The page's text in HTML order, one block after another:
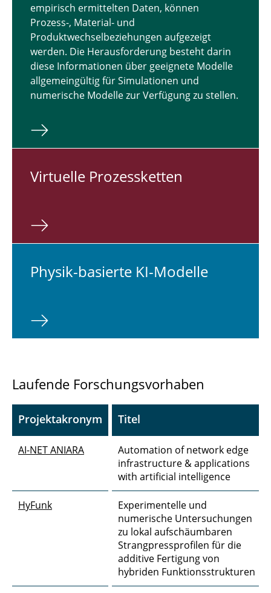
empirisch ermittelten Daten, können
Prozess-, Material- und
Produktwechselbeziehungen aufgezeigt
werden. Die Herausforderung besteht darin
diese Informationen über geeignete Modelle
allgemeingültig für Simulationen und
numerische Modelle zur Verfügung zu stellen.
Vir­tu­el­le Pro­zess­ket­ten
Physik-ba­sier­te KI-Modelle
Laufende Forschungsvorhaben
Projektakronym Titel
AI-NET ANIARA
Automation of network edge
infrastructure & applications
with artificial intelligence
HyFunk
Experimentelle und
numerische Untersuchungen
zu lokal aufschäumbaren
Strangpressprofilen für die
additive Fertigung von
hybriden Funktionsstrukturen